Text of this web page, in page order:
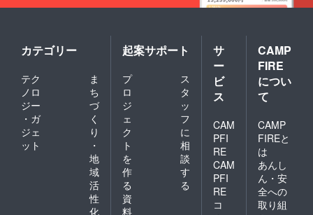
カテゴリー
テク
ノロ
ジー
・ガ
ジェ
ット
ま
ち
づ
く
り
・
地
域
活
性
化
起案サポート
プ
ロ
ジ
ェ
ク
ト
を
作
る
ス
タ
ッ
フ
に
相
談
す
る
資
料
サ
ー
ビ
ス
CAM
PFI
RE
CAM
PFI
RE
コ
CAMP
FIRE
につい
て
CAMP
FIREと
は
あんし
ん・安
全への
取り組